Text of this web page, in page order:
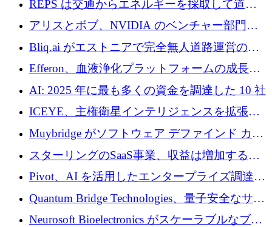
での完全無人道路運営を承認
REPS は交通からエネルギーを採取して道路
を発電所に変えるために 2,360 万ドルを調達
アリスとボブ、NVIDIA のベンチャー部門か
らの投資でシリーズ B を拡大
Bliq.ai がエストニアで完全無人道路運営の承
認を獲得
Efferon、血液浄化プラットフォームの成長に
250万ユーロを確保
AI: 2025 年に最も多くの資金を調達した 10 社
ICEYE、主権衛星インテリジェンスを拡張す
るために 3 億ユーロの信用枠を確保
Muybridge がソフトウェア デファインド カメ
ラ テクノロジーを拡張するためにシリーズ A
で 1,600 万ドルを調達
スターリングのSaaS事業、収益は増加するも
グループ利益は減少
Pivot、AI を活用したエンタープライズ調達プ
ラットフォームを拡大するために 4,000 万ド
ルを調達
Quantum Bridge Technologies、量子安全なサイ
バーセキュリティ インフラストラクチャの拡
Neurosoft Bioelectronics がスケーラブルなブレ